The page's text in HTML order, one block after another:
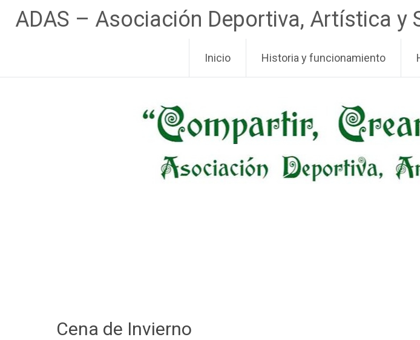
ADAS – Asociación Deportiva, Artística y
al
contenido
Inicio Historia y funcionamiento
Cena de Invierno